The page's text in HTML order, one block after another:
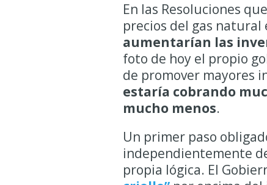
En las Resoluciones
precios del gas natural
aumentarían las
foto de hoy el propio
de promover mayores
estaría cobrando
mucho menos.
Un primer paso
independientemente
propia lógica. El